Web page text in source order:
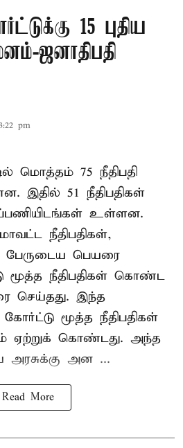
15 புதிய
ஜனாதிபதி
pm
மொத்தம் 75 நீதிபதி
இதில் 51 நீதிபதிகள்
உள்ளன.
நீதிபதிகள்,
பெயரை
நீதிபதிகள் கொண்ட
செய்தது. இந்த
மூத்த நீதிபதிகள்
ஏற்றுக் கொண்டது. அந்த
அரசுக்கு அன ...
Read More